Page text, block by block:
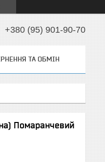
+380 (95) 901-90-70
ТА ОБМІН
Помаранчевий